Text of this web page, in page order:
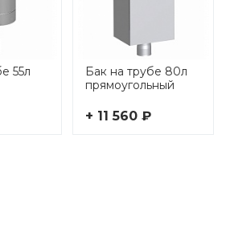
55л
Бак на трубе 80л
прямоугольный
+ 11 560 ₽